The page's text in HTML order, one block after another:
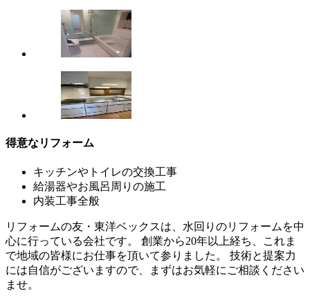
得意なリフォーム
キッチンやトイレの交換工事
給湯器やお風呂周りの施工
内装工事全般
リフォームの友・東洋ベックスは、水回りのリフォームを中
心に行っている会社です。 創業から20年以上経ち、これま
で地域の皆様にお仕事を頂いて参りました。 技術と提案力
には自信がございますので、まずはお気軽にご相談ください
ませ。